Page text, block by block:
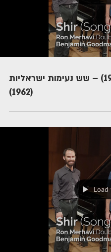
יהויכין סטוצ'בסקי (1891–1982) – שש נעימות ישראליות
(1962)
Load